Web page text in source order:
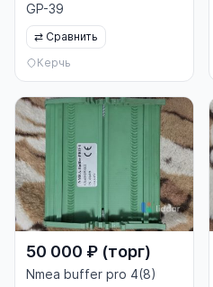
GP-39
⇄ Сравнить
Керчь
50 000 ₽ (торг)
Nmea buffer pro 4(8)